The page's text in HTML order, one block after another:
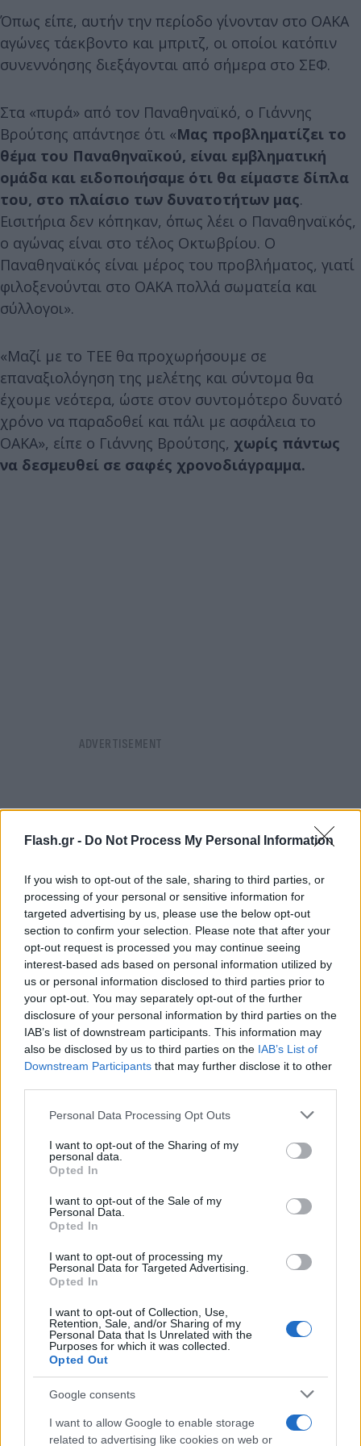
Flash.gr - Do Not Process My Personal Information
If you wish to opt-out of the sale, sharing to third parties, or
processing of your personal or sensitive information for
targeted advertising by us, please use the below opt-out
section to confirm your selection. Please note that after your
opt-out request is processed you may continue seeing
interest-based ads based on personal information utilized by
us or personal information disclosed to third parties prior to
your opt-out. You may separately opt-out of the further
disclosure of your personal information by third parties on the
IAB’s list of downstream participants. This information may
also be disclosed by us to third parties on the IAB’s List of
Downstream Participants that may further disclose it to other
Please note that this website/app uses one or more Google
not limited to your visit or usage behaviour. You may click to
grant or deny consent to Google and its third-party tags to
use your data for below specified purposes in below Google
consent section.
Personal Data Processing Opt Outs
I want to opt-out of the Sharing of my
personal data.
Opted In
I want to opt-out of the Sale of my
Personal Data.
Opted In
I want to opt-out of processing my
Personal Data for Targeted Advertising.
Opted In
I want to opt-out of Collection, Use,
Retention, Sale, and/or Sharing of my
Personal Data that Is Unrelated with the
Purposes for which it was collected.
Opted Out
Google consents
I want to allow Google to enable storage
related to advertising like cookies on web or
Όπως είπε, αυτήν την περίοδο γίνονταν στο ΟΑΚΑ
αγώνες τάεκβοντο και μπριτζ, οι οποίοι κατόπιν
συνεννόησης διεξάγονται από σήμερα στο ΣΕΦ.
Στα «πυρά» από τον Παναθηναϊκό, ο Γιάννης
Βρούτσης απάντησε ότι «Μας προβληματίζει το
θέμα του Παναθηναϊκού, είναι εμβληματική
ομάδα και ειδοποιήσαμε ότι θα είμαστε δίπλα
του, στο πλαίσιο των δυνατοτήτων μας.
Εισιτήρια δεν κόπηκαν, όπως λέει ο Παναθηναϊκός,
ο αγώνας είναι στο τέλος Οκτωβρίου. Ο
Παναθηναϊκός είναι μέρος του προβλήματος, γιατί
φιλοξενούνται στο ΟΑΚΑ πολλά σωματεία και
σύλλογοι».
«Μαζί με το ΤΕΕ θα προχωρήσουμε σε
επαναξιολόγηση της μελέτης και σύντομα θα
έχουμε νεότερα, ώστε στον συντομότερο δυνατό
χρόνο να παραδοθεί και πάλι με ασφάλεια το
ΟΑΚΑ», είπε ο Γιάννης Βρούτσης, χωρίς πάντως
να δεσμευθεί σε σαφές χρονοδιάγραμμα.
ΟΑΚΑ: Άγνωστο το πόσο θα μείνει κλειστό
Χθες, Παρασκευή, το ΟΑΚΑ ανακοίνωσε ότι
αναστέλλεται κάθε αθλητική και πολιτιστική
δραστηριότητα στο Ολυμπιακό στάδιο και το
ποδηλατοδρόμιο, καθώς διαπιστώθηκε ότι οι
μεταλλικές κατασκευές του στεγάστρου Καλατράβα
«δεν ανταποκρίνονται στα κανονιστικά
επιτρεπόμενα επίπεδα στατικής επάρκειας».